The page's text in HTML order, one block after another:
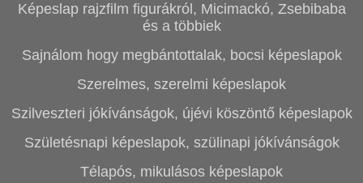
Képeslap rajzfilm figurákról, Micimackó, Zsebibaba
és a többiek
Sajnálom hogy megbántottalak, bocsi képeslapok
Szerelmes, szerelmi képeslapok
Szilveszteri jókívánságok, újévi köszöntő képeslapok
Születésnapi képeslapok, szülinapi jókívánságok
Télapós, mikulásos képeslapok